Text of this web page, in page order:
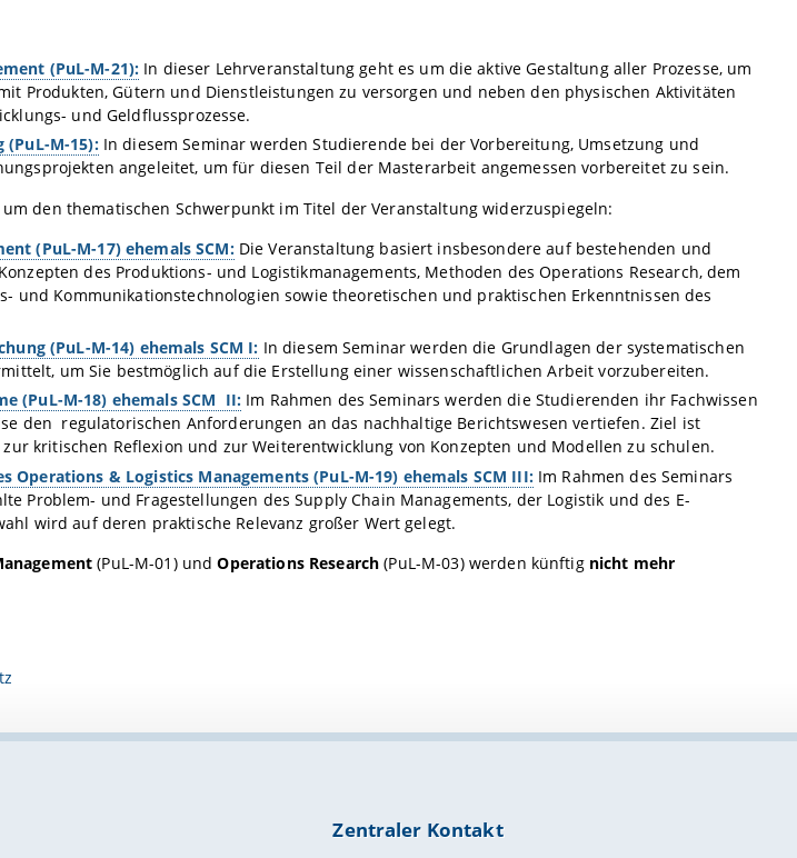
(PuL-M-21): In dieser Lehrveranstaltung geht es um die aktive Gestaltung aller Prozesse, um
Produkten, Gütern und Dienstleistungen zu versorgen und neben den physischen Aktivitäten
und Geldflussprozesse.
(PuL-M-15):In diesem Seminar werden Studierende bei der Vorbereitung, Umsetzung und
angeleitet, um für diesen Teil der Masterarbeit angemessen vorbereitet zu sein.
den thematischen Schwerpunkt im Titel der Veranstaltung widerzuspiegeln:
(PuL-M-17) ehemals SCM:Die Veranstaltung basiert insbesondere auf bestehenden und
des Produktions- und Logistikmanagements, Methoden des Operations Research, dem
und Kommunikationstechnologien sowie theoretischen und praktischen Erkenntnissen des
(PuL-M-14) ehemals SCM I: In diesem Seminar werden die Grundlagen der systematischen
um Sie bestmöglich auf die Erstellung einer wissenschaftlichen Arbeit vorzubereiten.
(PuL-M-18) ehemals SCM II: Im Rahmen des Seminars werden die Studierenden ihr Fachwissen
den regulatorischen Anforderungen an das nachhaltige Berichtswesen vertiefen. Ziel ist
kritischen Reflexion und zur Weiterentwicklung von Konzepten und Modellen zu schulen.
Operations & Logistics Managements (PuL-M-19) ehemals SCM III:Im Rahmen des Seminars
Problem- und Fragestellungen des Supply Chain Managements, der Logistik und des E-
wird auf deren praktische Relevanz großer Wert gelegt.
(PuL-M-01) undOperations Research (PuL-M-03) werden künftig nicht mehr
Zentraler Kontakt